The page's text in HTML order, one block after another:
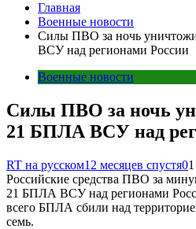
Главная
Военные новости
Силы ПВО за ночь
ВСУ над регионами России
Военные новости
Силы ПВО за ночь
21 БПЛА ВСУ над
RT на русском12 месяцев спустя0
Российские средства ПВО за
21 БПЛА ВСУ над регионами
всего БПЛА сбили над
семь.